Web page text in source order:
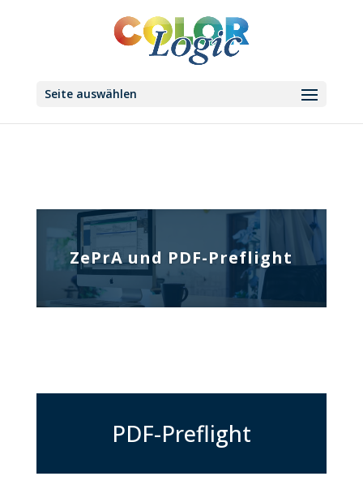
Seite auswählen
ZePrA und PDF-Preflight
PDF-Preflight